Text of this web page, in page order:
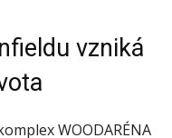
vzniká
WOODARÉNA